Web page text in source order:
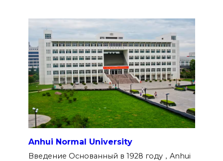
Anhui Normal University
Введение Основанный в 1928 году，Anhui